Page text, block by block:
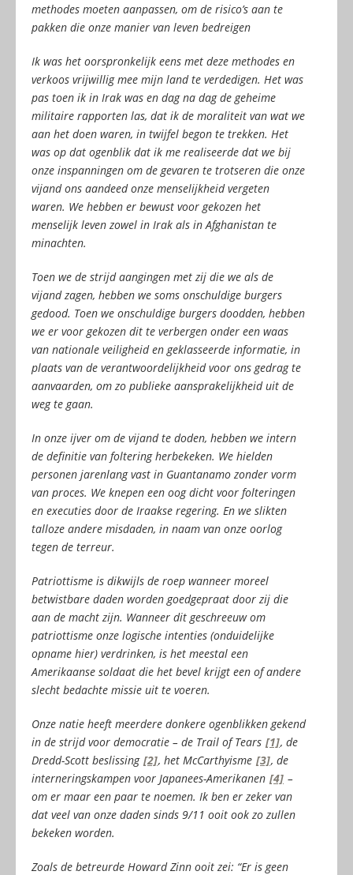
methodes moeten aanpassen, om de risico’s aan te
pakken die onze manier van leven bedreigen
Ik was het oorspronkelijk eens met deze methodes en
verkoos vrijwillig mee mijn land te verdedigen. Het was
pas toen ik in Irak was en dag na dag de geheime
militaire rapporten las, dat ik de moraliteit van wat we
aan het doen waren, in twijfel begon te trekken. Het
was op dat ogenblik dat ik me realiseerde dat we bij
onze inspanningen om de gevaren te trotseren die onze
vijand ons aandeed onze menselijkheid vergeten
waren. We hebben er bewust voor gekozen het
menselijk leven zowel in Irak als in Afghanistan te
minachten.
Toen we de strijd aangingen met zij die we als de
vijand zagen, hebben we soms onschuldige burgers
gedood. Toen we onschuldige burgers doodden, hebben
we er voor gekozen dit te verbergen onder een waas
van nationale veiligheid en geklasseerde informatie, in
plaats van de verantwoordelijkheid voor ons gedrag te
aanvaarden, om zo publieke aansprakelijkheid uit de
weg te gaan.
In onze ijver om de vijand te doden, hebben we intern
de definitie van foltering herbekeken. We hielden
personen jarenlang vast in Guantanamo zonder vorm
van proces. We knepen een oog dicht voor folteringen
en executies door de Iraakse regering. En we slikten
talloze andere misdaden, in naam van onze oorlog
tegen de terreur.
Patriottisme is dikwijls de roep wanneer moreel
betwistbare daden worden goedgepraat door zij die
aan de macht zijn. Wanneer dit geschreeuw om
patriottisme onze logische intenties (onduidelijke
opname hier) verdrinken, is het meestal een
Amerikaanse soldaat die het bevel krijgt een of andere
slecht bedachte missie uit te voeren.
Onze natie heeft meerdere donkere ogenblikken gekend
in de strijd voor democratie – de Trail of Tears [1], de
Dredd-Scott beslissing [2], het McCarthyisme [3], de
interneringskampen voor Japanees-Amerikanen [4] –
om er maar een paar te noemen. Ik ben er zeker van
dat veel van onze daden sinds 9/11 ooit ook zo zullen
bekeken worden.
Zoals de betreurde Howard Zinn ooit zei: “Er is geen